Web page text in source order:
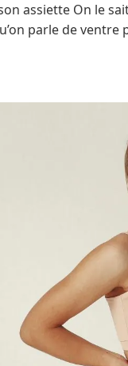
assiette On le
parle de ventre